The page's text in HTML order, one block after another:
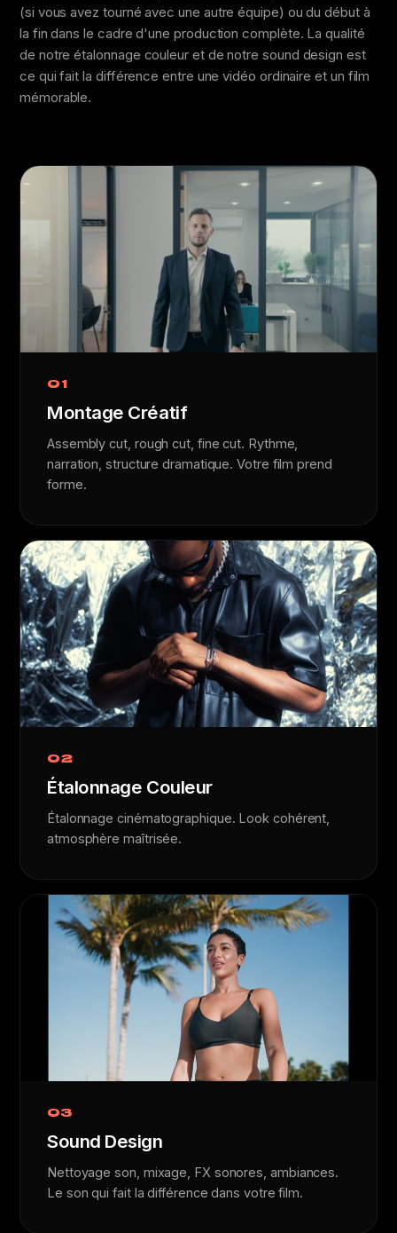
(si vous avez tourné avec une autre équipe) ou du début à
la fin dans le cadre d'une production complète. La qualité
de notre étalonnage couleur et de notre sound design est
ce qui fait la différence entre une vidéo ordinaire et un film
mémorable.
01
Montage Créatif
Assembly cut, rough cut, fine cut. Rythme,
narration, structure dramatique. Votre film prend
forme.
02
Étalonnage Couleur
Étalonnage cinématographique. Look cohérent,
atmosphère maîtrisée.
03
Sound Design
Nettoyage son, mixage, FX sonores, ambiances.
Le son qui fait la différence dans votre film.